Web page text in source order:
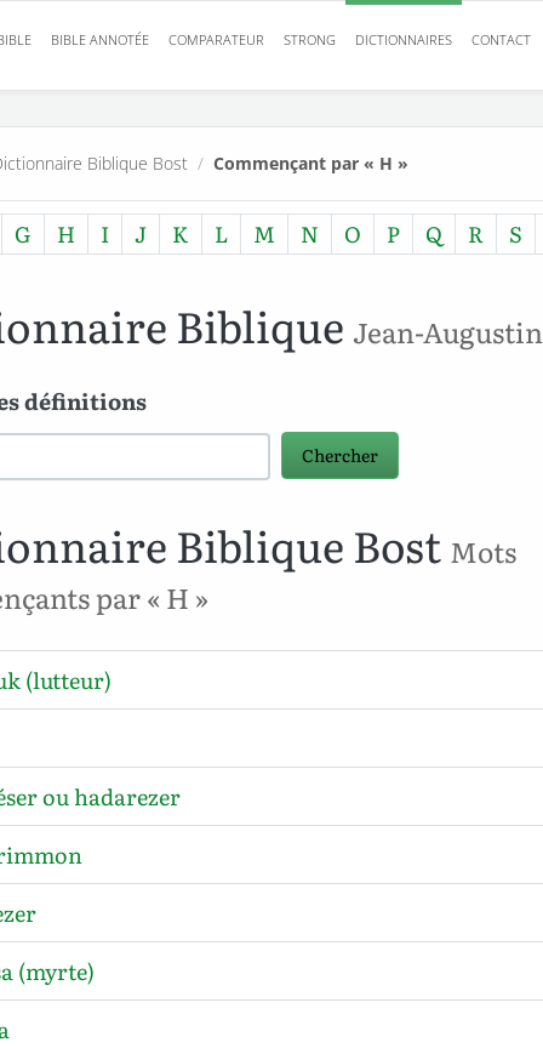
BIBLE ANNOTÉE COMPARATEUR STRONG DICTIONNAIRES CONTACT
Biblique Bost / Commençant par « H »
G H I J K L M N O P Q R S
Biblique Jean-
définitions
Biblique Bost Mots
par « H »
(lutteur)
ou hadarezer
(myrte)